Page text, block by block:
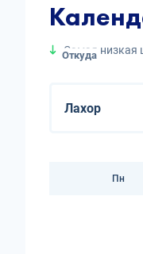
Самая низкая
Откуда
Пн